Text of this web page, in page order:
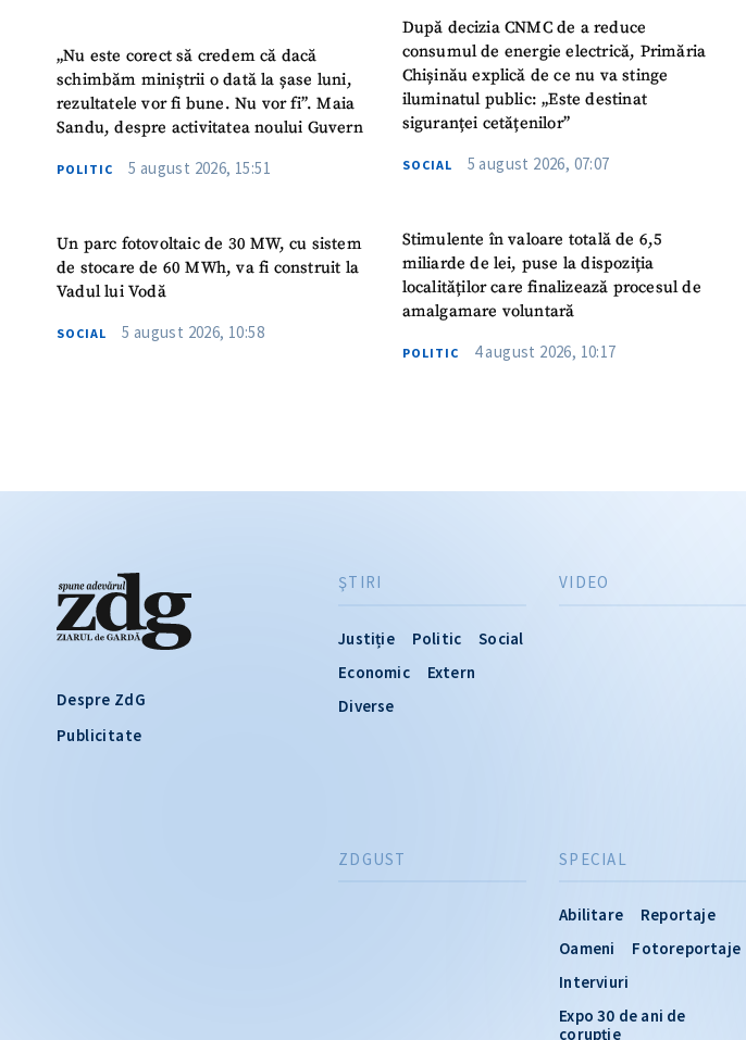
„Nu este corect să credem că dacă
schimbăm miniștrii o dată la șase luni,
rezultatele vor fi bune. Nu vor fi”. Maia
Sandu, despre activitatea noului Guvern
POLITIC 5 august 2026, 15:51
Un parc fotovoltaic de 30 MW, cu sistem
de stocare de 60 MWh, va fi construit la
Vadul lui Vodă
SOCIAL 5 august 2026, 10:58
După decizia CNMC de a reduce
consumul de energie electrică, Primăria
Chișinău explică de ce nu va stinge
iluminatul public: „Este destinat
siguranței cetățenilor”
SOCIAL 5 august 2026, 07:07
Stimulente în valoare totală de 6,5
miliarde de lei, puse la dispoziția
localităților care finalizează procesul de
amalgamare voluntară
POLITIC 4 august 2026, 10:17
Despre ZdG
Publicitate
ŞTIRI
Justiție Politic
Social
Economic
Extern
Diverse
VIDEO
SPECIAL
Abilitare
Reportaje
Oameni
Fotoreportaje
Interviuri
Expo 30 de ani de
corupție
ZDGUST